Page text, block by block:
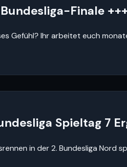
Bundesliga-Finale +++
Gefühl? Ihr arbeitet euch
Spieltag 7
in der 2. Bundesliga Nord